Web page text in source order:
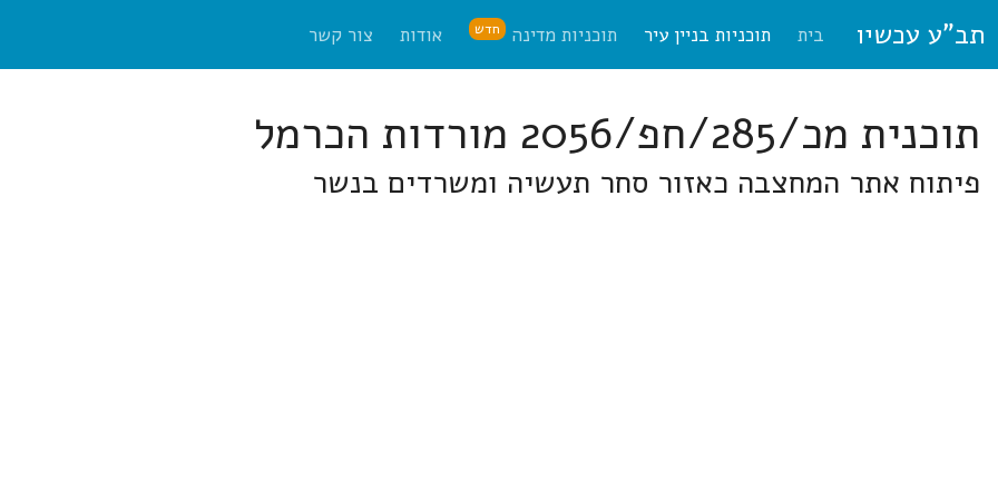
תב"ע עכשיו בית תוכניות בניין עיר תוכניות מדינה חדש אודות צור קשר
תוכנית מכ/285/חפ/2056 מורדות הכרמל
פיתוח אתר המחצבה כאזור סחר תעשיה ומשרדים בנשר